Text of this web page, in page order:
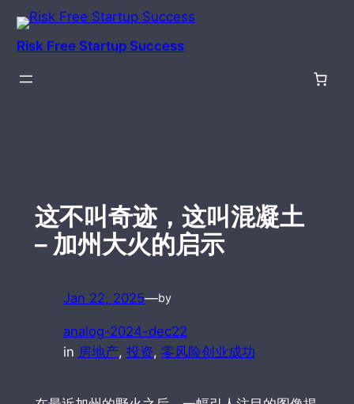
Skip
to
content
Risk Free Startup Success
这不叫奇迹，这叫混凝土
– 加州大火的启示
Jan 22, 2025—by
analog-2024-dec22
in 房地产, 投资, 零风险创业成功